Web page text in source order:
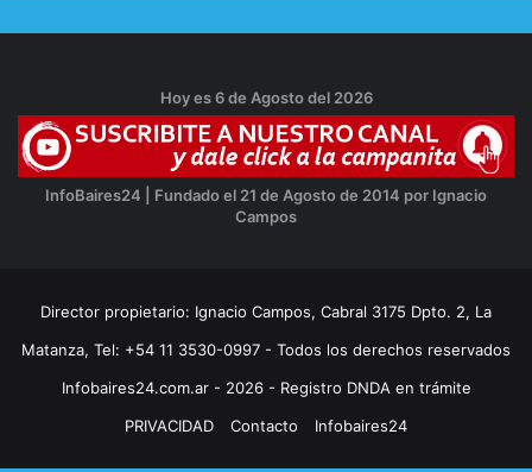
Hoy es 6 de Agosto del 2026
InfoBaires24 | Fundado el 21 de Agosto de 2014 por Ignacio
Campos
Director propietario: Ignacio Campos, Cabral 3175 Dpto. 2, La
Matanza, Tel: +54 11 3530-0997 - Todos los derechos reservados
Infobaires24.com.ar - 2026 - Registro DNDA en trámite
PRIVACIDAD
Contacto Infobaires24